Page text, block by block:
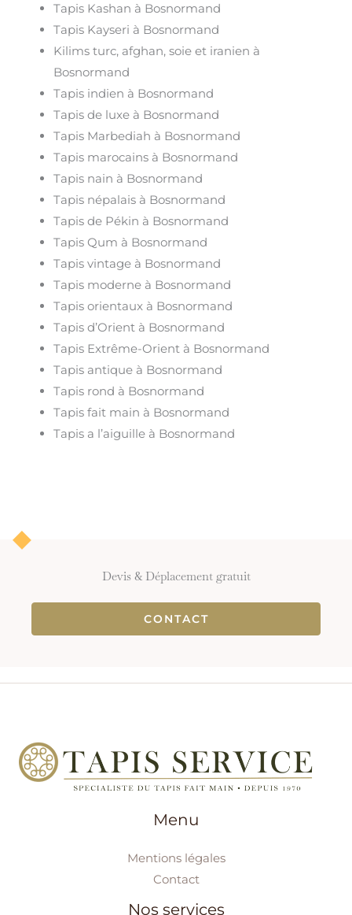
Tapis Kashan à Bosnormand
Tapis Kayseri à Bosnormand
Kilims turc, afghan, soie et iranien à
Bosnormand
Tapis indien à Bosnormand
Tapis de luxe à Bosnormand
Tapis Marbediah à Bosnormand
Tapis marocains à Bosnormand
Tapis nain à Bosnormand
Tapis népalais à Bosnormand
Tapis de Pékin à Bosnormand
Tapis Qum à Bosnormand
Tapis vintage à Bosnormand
Tapis moderne à Bosnormand
Tapis orientaux à Bosnormand
Tapis d’Orient à Bosnormand
Tapis Extrême-Orient à Bosnormand
Tapis antique à Bosnormand
Tapis rond à Bosnormand
Tapis fait main à Bosnormand
Tapis a l’aiguille à Bosnormand
Devis & Déplacement gratuit
CONTACT
Menu
Mentions légales
Contact
Nos services